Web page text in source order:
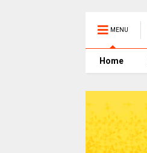
MENU
Home